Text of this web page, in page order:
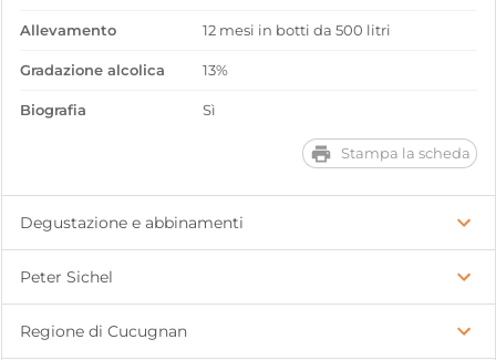
Allevamento 12 mesi in botti da 500 litri
Gradazione alcolica 13%
Biografia Sì
Stampa la scheda
Degustazione e abbinamenti
Peter Sichel
Regione di Cucugnan